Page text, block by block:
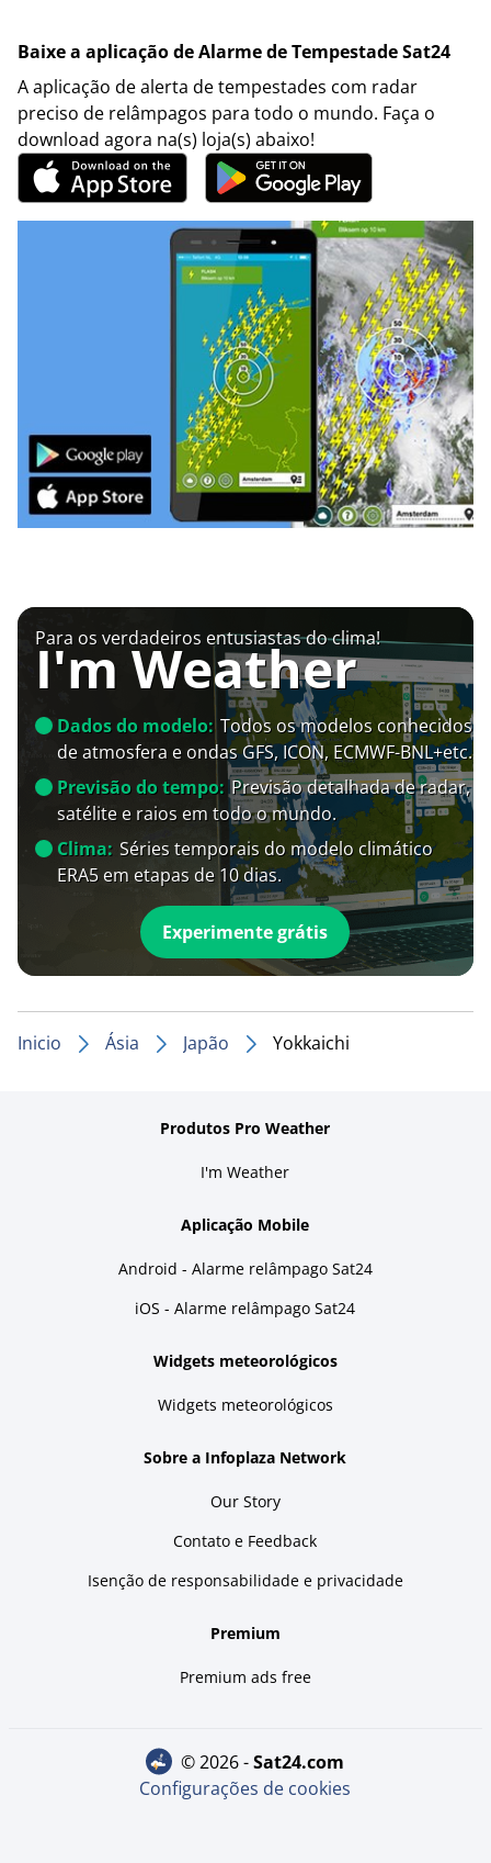
Baixe a aplicação de Alarme de Tempestade Sat24
A aplicação de alerta de tempestades com radar
preciso de relâmpagos para todo o mundo. Faça o
download agora na(s) loja(s) abaixo!
Para os verdadeiros entusiastas do clima!
I'm Weather
Dados do modelo: Todos os modelos conhecidos
de atmosfera e ondas GFS, ICON, ECMWF-BNL+etc.
Previsão do tempo: Previsão detalhada de radar,
satélite e raios em todo o mundo.
Clima: Séries temporais do modelo climático
ERA5 em etapas de 10 dias.
Experimente grátis
Inicio Ásia Japão Yokkaichi
Produtos Pro Weather
I'm Weather
Aplicação Mobile
Android - Alarme relâmpago Sat24
iOS - Alarme relâmpago Sat24
Widgets meteorológicos
Widgets meteorológicos
Sobre a Infoplaza Network
Our Story
Contato e Feedback
Isenção de responsabilidade e privacidade
Premium
Premium ads free
© 2026 - sat24.com
Configurações de cookies